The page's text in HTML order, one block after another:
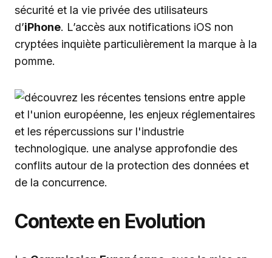
sécurité et la vie privée des utilisateurs
d’iPhone. L’accès aux notifications iOS non
cryptées inquiète particulièrement la marque à la
pomme.
Contexte en Evolution